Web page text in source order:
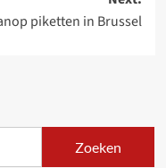
piketten in Brussel
Zoeken